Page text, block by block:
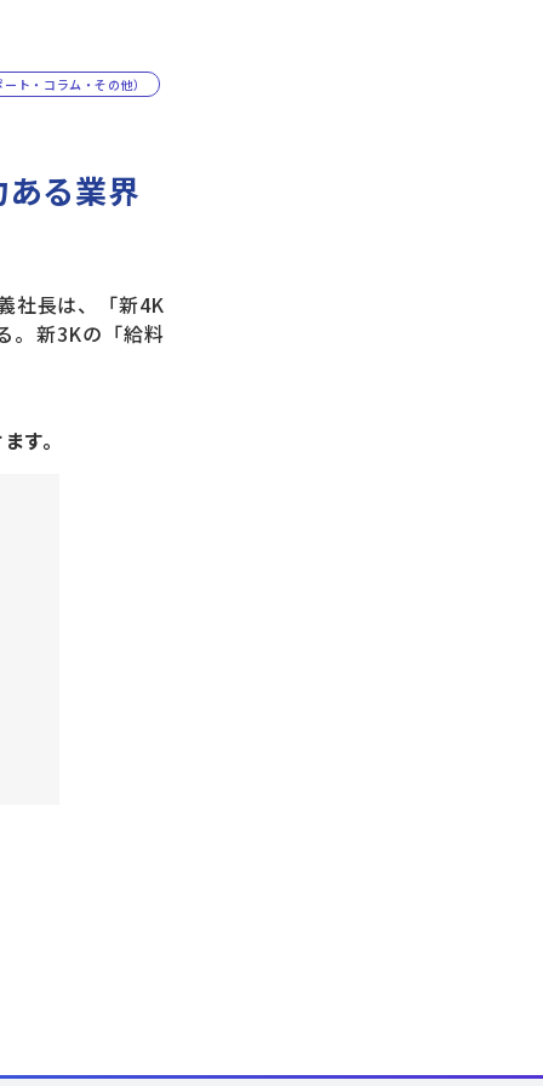
ト・コラム・その他）
る業界
社長は、「新4K
。新3Kの「給料
す。